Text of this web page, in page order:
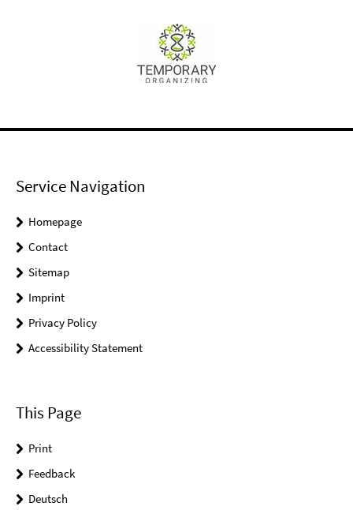
Service Navigation
Homepage
Contact
Sitemap
Imprint
Privacy Policy
Accessibility Statement
This Page
Print
Feedback
Deutsch